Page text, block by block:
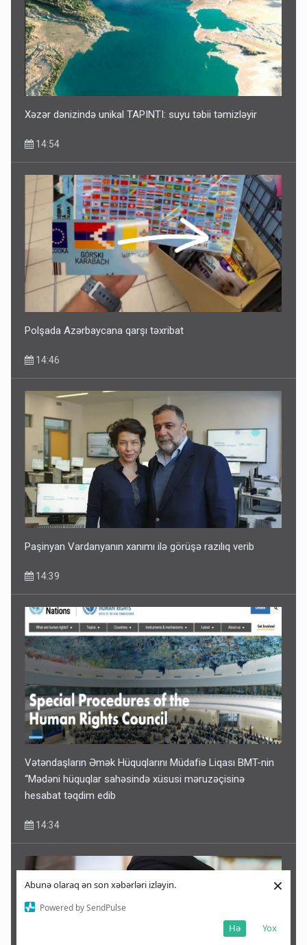
Abunə olaraq ən son xəbərləri izləyin.
Powered by SendPulse
Yox
Hə
×
Xəzər dənizində unikal TAPINTI: suyu təbii təmizləyir
14:54
Polşada Azərbaycana qarşı təxribat
14:46
Paşinyan Vardanyanın xanımı ilə görüşə razılıq verib
14:39
Vətəndaşların Əmək Hüquqlarını Müdafiə Liqası BMT-nin
“Mədəni hüquqlar sahəsində xüsusi məruzəçisinə
hesabat təqdim edib
14:34